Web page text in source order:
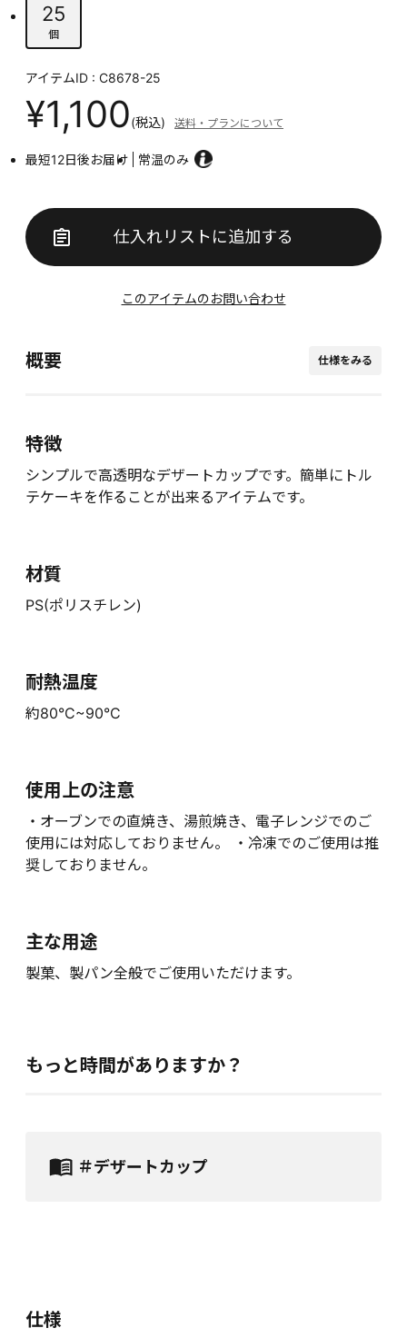
25
個
アイテムID : C8678-25
¥1,100(税込) 送料・プランについて
最短12日後お届け 常温のみ
仕入れリストに追加する
このアイテムのお問い合わせ
概要 仕様をみる
特徴
シンプルで高透明なデザートカップです。簡単にトル
テケーキを作ることが出来るアイテムです。
材質
PS(ポリスチレン)
耐熱温度
約80°C~90°C
使用上の注意
・オーブンでの直焼き、湯煎焼き、電子レンジでのご
使用には対応しておりません。 ・冷凍でのご使用は推
奨しておりません。
主な用途
製菓、製パン全般でご使用いただけます。
もっと時間がありますか？
＃デザートカップ
仕様